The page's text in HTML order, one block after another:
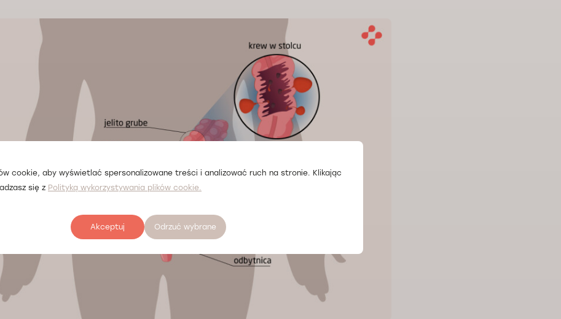
cookie, aby wyświetlać spersonalizowane treści i analizować ruch na stronie. Klikając
się z Polityką wykorzystywania plików cookie.
Akceptuj Odrzuć wybrane